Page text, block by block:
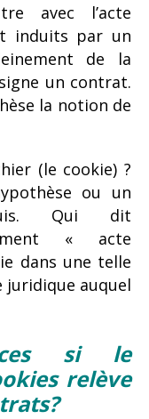
avec l’acte
induits par un
de la
un contrat.
la notion de
(le cookie) ?
ou un
Qui dit
« acte
dans une telle
juridique auquel
si le
relève